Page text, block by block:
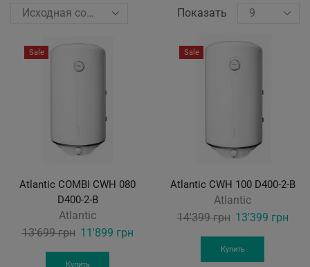
Показать
Sale
Atlantic COMBI CWH 080
D400-2-B
Atlantic
13'699грн Original
price
11'899 грнCurrent
Купить
Sale
Atlantic CWH 100 D400-2-B
Atlantic
14'399грн Original
price
was:
13'399 грн
Купить